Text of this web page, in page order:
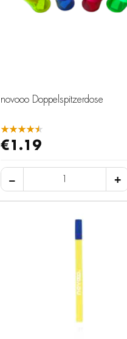
novooo Doppelspitzerdose
★★★★★
€1.19